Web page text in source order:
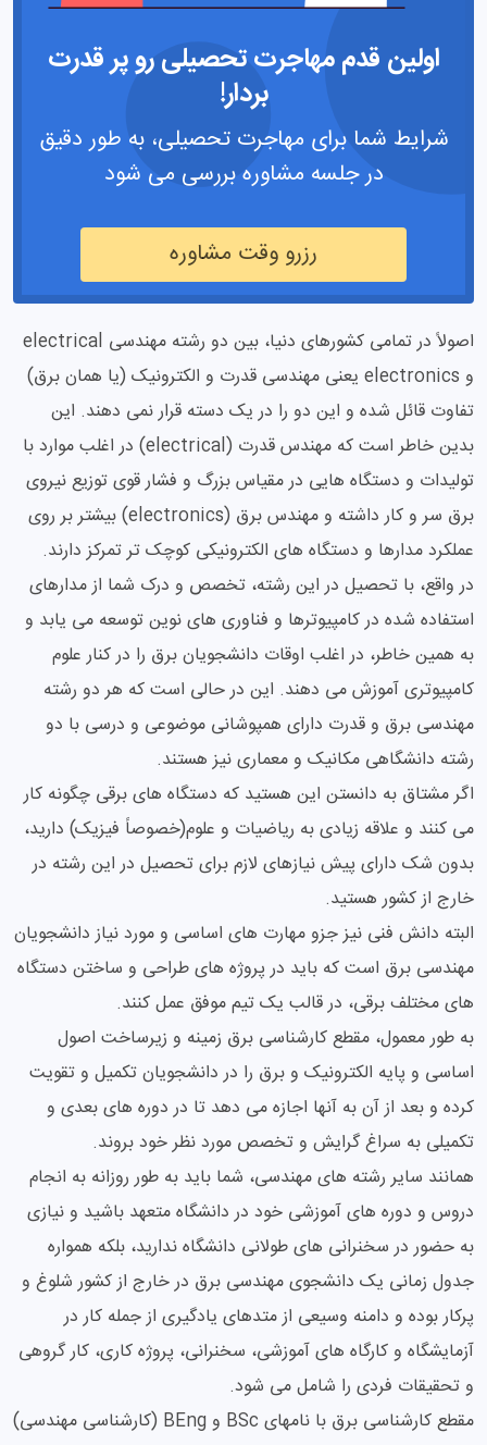
اولین قدم مهاجرت تحصیلی رو پر قدرت
بردار!
شرایط شما برای مهاجرت تحصیلی، به طور دقیق
در جلسه مشاوره بررسی می شود
رزرو وقت مشاوره
اصولاً در تمامی کشورهای دنیا، بین دو رشته مهندسی electrical
و electronics یعنی مهندسی قدرت و الکترونیک (یا همان برق)
تفاوت قائل شده و این دو را در یک دسته قرار نمی دهند. این
بدین خاطر است که مهندس قدرت (electrical) در اغلب موارد با
تولیدات و دستگاه هایی در مقیاس بزرگ و فشار قوی توزیع نیروی
برق سر و کار داشته و مهندس برق (electronics) بیشتر بر روی
عملکرد مدارها و دستگاه های الکترونیکی کوچک تر تمرکز دارند.
در واقع، با تحصیل در این رشته، تخصص و درک شما از مدارهای
استفاده شده در کامپیوترها و فناوری های نوین توسعه می یابد و
به همین خاطر، در اغلب اوقات دانشجویان برق را در کنار علوم
کامپیوتری آموزش می دهند. این در حالی است که هر دو رشته
مهندسی برق و قدرت دارای همپوشانی موضوعی و درسی با دو
رشته دانشگاهی مکانیک و معماری نیز هستند.
اگر مشتاق به دانستن این هستید که دستگاه های برقی چگونه کار
می کنند و علاقه زیادی به ریاضیات و علوم(خصوصاً فیزیک) دارید،
بدون شک دارای پیش نیازهای لازم برای تحصیل در این رشته در
خارج از کشور هستید.
البته دانش فنی نیز جزو مهارت های اساسی و مورد نیاز دانشجویان
مهندسی برق است که باید در پروژه های طراحی و ساختن دستگاه
های مختلف برقی، در قالب یک تیم موفق عمل کنند.
به طور معمول، مقطع کارشناسی برق زمینه و زیرساخت اصول
اساسی و پایه الکترونیک و برق را در دانشجویان تکمیل و تقویت
کرده و بعد از آن به آنها اجازه می دهد تا در دوره های بعدی و
تکمیلی به سراغ گرایش و تخصص مورد نظر خود بروند.
همانند سایر رشته های مهندسی، شما باید به طور روزانه به انجام
دروس و دوره های آموزشی خود در دانشگاه متعهد باشید و نیازی
به حضور در سخنرانی های طولانی دانشگاه ندارید، بلکه همواره
جدول زمانی یک دانشجوی مهندسی برق در خارج از کشور شلوغ و
پرکار بوده و دامنه وسیعی از متدهای یادگیری از جمله کار در
آزمایشگاه و کارگاه های آموزشی، سخنرانی، پروژه کاری، کار گروهی
و تحقیقات فردی را شامل می شود.
مقطع کارشناسی برق با نامهای BSc و BEng (کارشناسی مهندسی)